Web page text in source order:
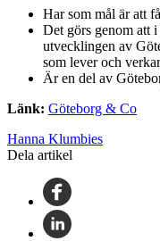
Har som mål är att
Det görs genom att
utvecklingen av
som lever och
Är en del av
Länk: Göteborg & Co
Hanna Klumbies
Dela artikel